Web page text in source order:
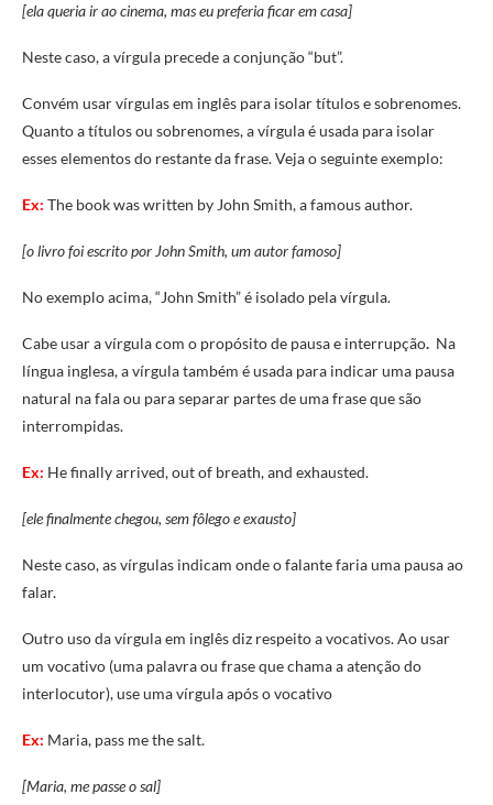
[ela queria ir ao cinema, mas eu preferia ficar em casa]
Neste caso, a vírgula precede a conjunção “but”.
Convém usar vírgulas em inglês para isolar títulos e sobrenomes.
Quanto a títulos ou sobrenomes, a vírgula é usada para isolar
esses elementos do restante da frase. Veja o seguinte exemplo:
Ex: The book was written by John Smith, a famous author.
[o livro foi escrito por John Smith, um autor famoso]
No exemplo acima, “John Smith” é isolado pela vírgula.
Cabe usar a vírgula com o propósito de pausa e interrupção. Na
língua inglesa, a vírgula também é usada para indicar uma pausa
natural na fala ou para separar partes de uma frase que são
interrompidas.
Ex: He finally arrived, out of breath, and exhausted.
[ele finalmente chegou, sem fôlego e exausto]
Neste caso, as vírgulas indicam onde o falante faria uma pausa ao
falar.
Outro uso da vírgula em inglês diz respeito a vocativos. Ao usar
um vocativo (uma palavra ou frase que chama a atenção do
interlocutor), use uma vírgula após o vocativo
Ex: Maria, pass me the salt.
[Maria, me passe o sal]